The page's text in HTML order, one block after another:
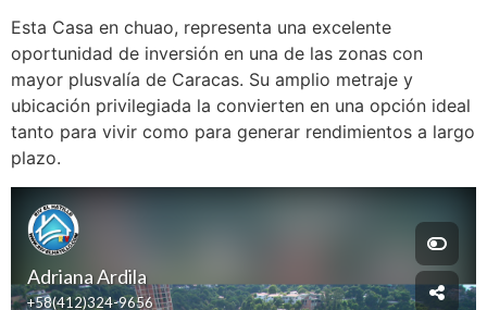
Esta Casa en chuao, representa una excelente
oportunidad de inversión en una de las zonas con
mayor plusvalía de Caracas. Su amplio metraje y
ubicación privilegiada la convierten en una opción ideal
tanto para vivir como para generar rendimientos a largo
plazo.